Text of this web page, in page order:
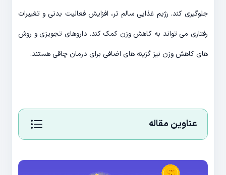
جلوگیری کند. رژیم غذایی سالم تر، افزایش فعالیت بدنی و تغییرات
رفتاری می تواند به کاهش وزن کمک کند. داروهای تجویزی و روش
های کاهش وزن نیز گزینه های اضافی برای درمان چاقی هستند.
عناوین مقاله